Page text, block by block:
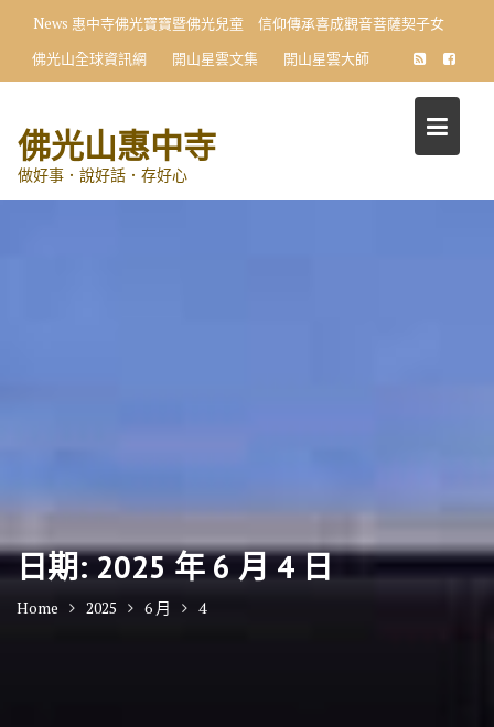
content
News向星雲大師學習 小學生首創〈十修歌〉藝術展
佛光山全球資訊網
開山星雲文集 開山星雲大師
佛光山惠中寺
做好事．說好話．存好心
日期:2025 年 6 月 4 日
Home 2025 6 月 4